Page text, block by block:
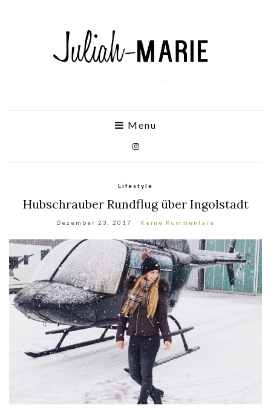
Menu
Lifestyle
Hubschrauber Rundflug über Ingolstadt
Dezember 23, 2017 Keine Kommentare